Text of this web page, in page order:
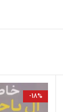
-18%